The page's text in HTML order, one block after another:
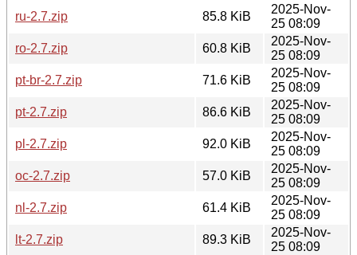
ru-2.7.zip
85.8 KiB
2025-Nov-
25 08:09
ro-2.7.zip
60.8 KiB
2025-Nov-
25 08:09
pt-br-2.7.zip
71.6 KiB
2025-Nov-
25 08:09
pt-2.7.zip
86.6 KiB
2025-Nov-
25 08:09
pl-2.7.zip
92.0 KiB
2025-Nov-
25 08:09
oc-2.7.zip
57.0 KiB
2025-Nov-
25 08:09
nl-2.7.zip
61.4 KiB
2025-Nov-
25 08:09
lt-2.7.zip
89.3 KiB
2025-Nov-
25 08:09